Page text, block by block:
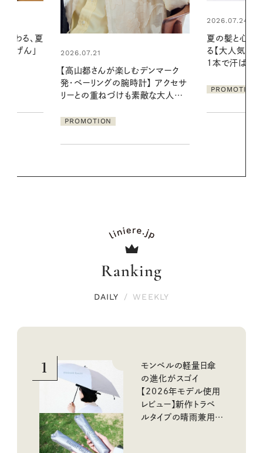
2026.07.24
る【大人気のドライシャンプー】 この
PROMOTION
2026.06.01
暑い夏のナイ
える夜の爽
Ranking
DAILY / WEEKLY
1
モンベルの軽量日傘
の進化がスゴイ
【2026年モデル使用
レビュー】新作トラベ
ルタイプの晴雨兼用傘